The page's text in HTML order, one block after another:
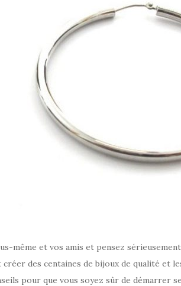
même et vos amis et pensez
des centaines de bijoux de qualité et
pour que vous soyez sûr de démarrer